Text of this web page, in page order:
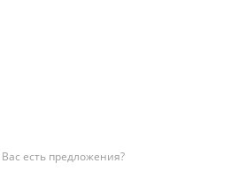
есть предложения?